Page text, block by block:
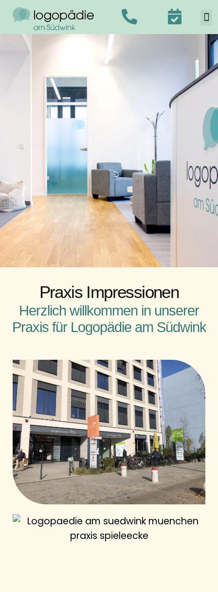
Praxis Impressionen
Herzlich willkommen in unserer
Praxis für Logopädie am Südwink